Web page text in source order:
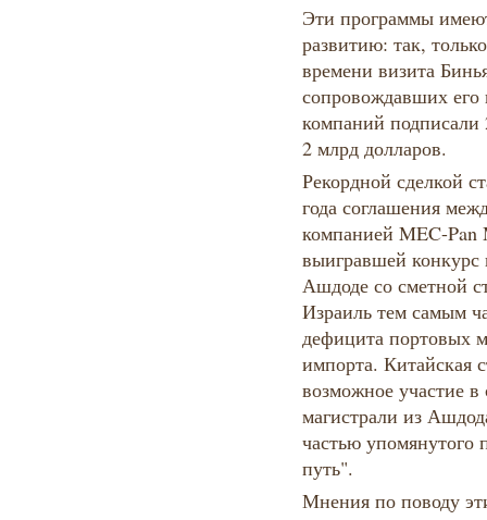
Эти программы
развитию: так,
времени визита
сопровождавших его
компаний
2 млрд долларов.
Рекордной сделкой
года соглашения
компанией MEC-Pan
выигравшей конкурс
Ашдоде со сметной
Израиль тем самым
дефицита портовых
импорта. Китайская
возможное участие
магистрали из
частью
путь".
Мнения по поводу